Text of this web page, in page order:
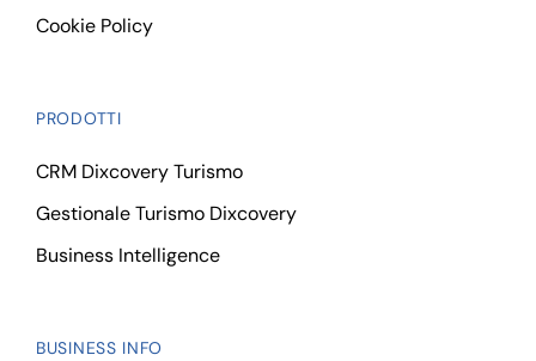
Cookie Policy
PRODOTTI
CRM Dixcovery Turismo
Gestionale Turismo Dixcovery
Business Intelligence
BUSINESS INFO